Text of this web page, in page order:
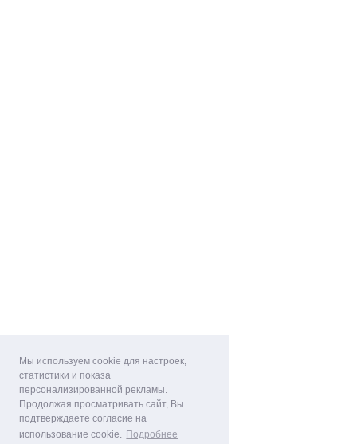
Мы используем cookie для настроек,
статистики и показа
персонализированной рекламы.
Продолжая просматривать сайт, Вы
подтверждаете согласие на
использование cookie. Подробнее